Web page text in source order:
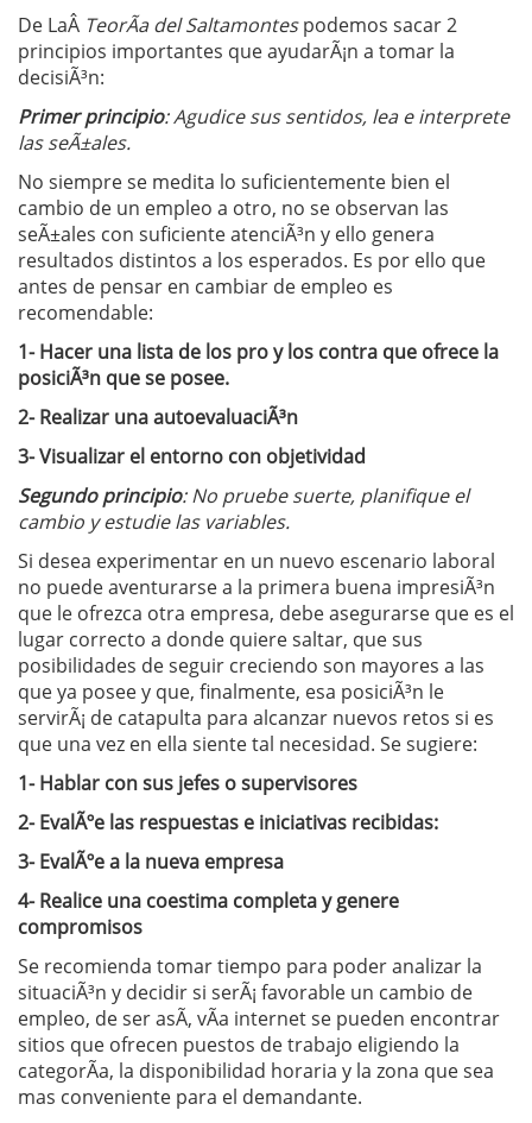
De LaÂ TeorÃ­a del Saltamontespodemos sacar 2
principios importantes que ayudarÃ¡n a tomar la
decisiÃ³n:
Primer principio: Agudice sus sentidos, lea e interprete
las seÃ±ales.
No siempre se medita lo suficientemente bien el
cambio de un empleo a otro, no se observan las
seÃ±ales con suficiente atenciÃ³n y ello genera
resultados distintos a los esperados. Es por ello que
antes de pensar en cambiar de empleo es
recomendable:
1-Hacer una lista de los pro y los contra que ofrece la
posiciÃ³n que se posee.
2-Realizar una autoevaluaciÃ³n
3-Visualizar el entorno con objetividad
Segundo principio: No pruebe suerte, planifique el
cambio y estudie las variables.
Si desea experimentar en un nuevo escenario laboral
no puede aventurarse a la primera buena impresiÃ³n
que le ofrezca otra empresa, debe asegurarse que es el
lugar correcto a donde quiere saltar, que sus
posibilidades de seguir creciendo son mayores a las
que ya posee y que, finalmente, esa posiciÃ³n le
servirÃ¡ de catapulta para alcanzar nuevos retos si es
que una vez en ella siente tal necesidad. Se sugiere:
1-Hablar con sus jefes o supervisores
2-EvalÃºe las respuestas e iniciativas recibidas:
3-EvalÃºe a la nueva empresa
4-Realice una coestima completa y genere
compromisos
Se recomienda tomar tiempo para poder analizar la
situaciÃ³n y decidir si serÃ¡ favorable un cambio de
empleo, de ser asÃ­, vÃ­a internet se pueden encontrar
sitios que ofrecen puestos de trabajo eligiendo la
categorÃ­a, la disponibilidad horaria y la zona que sea
mas conveniente para el demandante.